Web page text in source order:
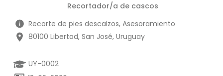
Recortador/a de cascos
Recorte de pies descalzos, Asesoramiento
80100 Libertad, San José, Uruguay
UY-0002